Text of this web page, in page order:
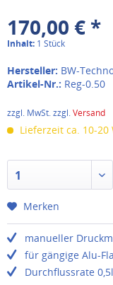
170,00 € *
Inhalt: 1 Stück
Hersteller: BW-
Artikel-Nr.: Reg-0.50
zzgl. MwSt. zzgl.Versand
Lieferzeit ca. 10-20
1
Merken
manueller
für gängige Alu-
Durchflussrate